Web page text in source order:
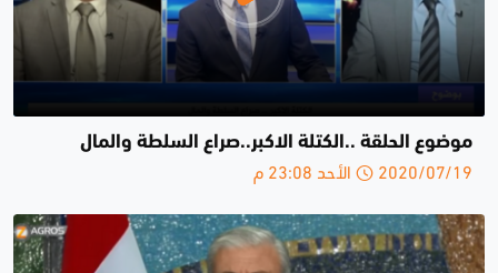
موضوع الحلقة ..الكتلة الاكبر..صراع السلطة والمال
2020/07/19 الأحد 23:08 م